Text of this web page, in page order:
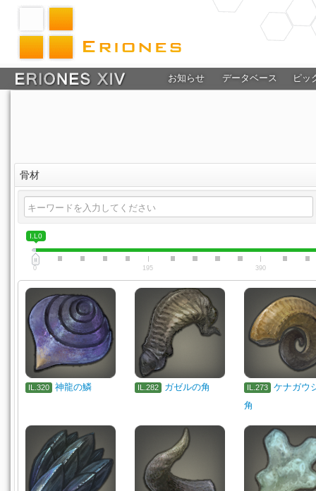
お知らせ データベース ピッ
骨材
I.L0
0 195 390
IL.320 神龍の鱗 IL.282 ガゼルの角 IL.273
ケナガウ
角